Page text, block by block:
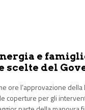
e
scelte del
ore l’approvazione della
coperture per gli